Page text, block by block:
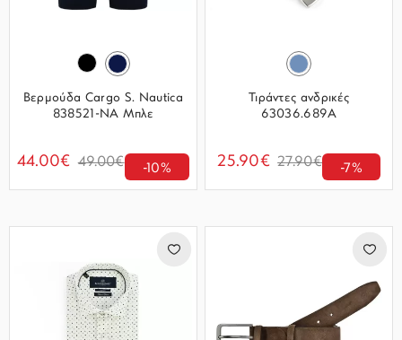
Βερμούδα Cargo S. Nautica
838521-NA Μπλε
44.00€ 49.00€ -10%
Τιράντες ανδρικές
63036.689A
25.90€ 27.90€ -7%